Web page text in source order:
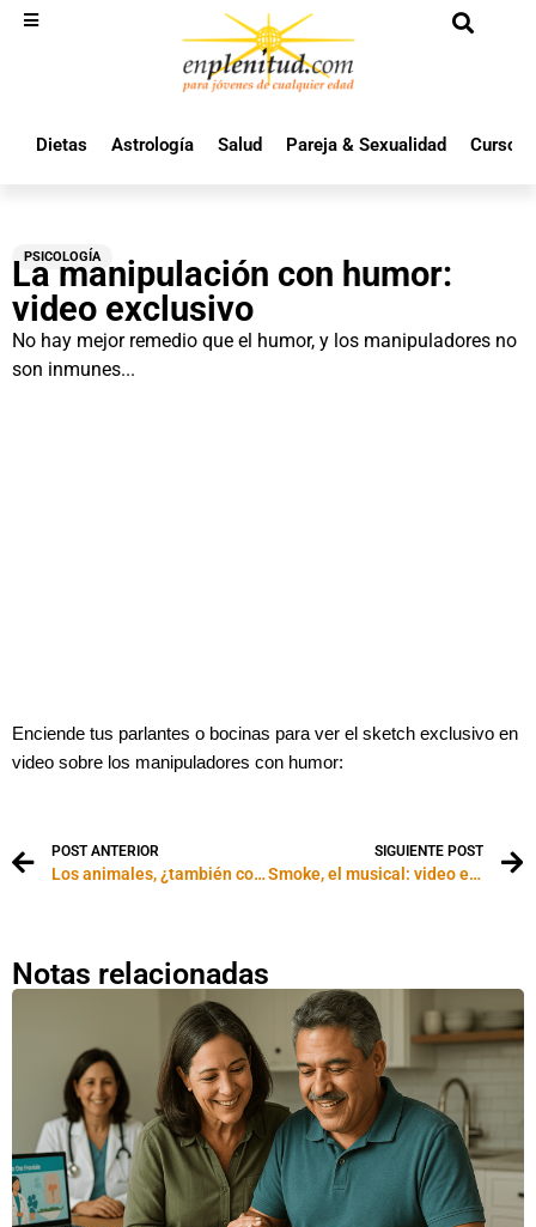
Dietas Astrología Salud Pareja & Sexualidad Cursos
PSICOLOGÍA
La manipulación con humor:
video exclusivo
No hay mejor remedio que el humor, y los manipuladores no
son inmunes...
Enciende tus parlantes o bocinas para ver el sketch exclusivo en
video sobre los manipuladores con humor:
POST ANTERIOR
Los animales, ¿también controlan?: video exclusivo
SIGUIENTE POST
Smoke, el musical: video exclusivo
Notas relacionadas